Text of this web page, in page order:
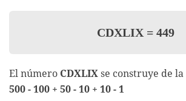
CDXLIX = 449
El número CDXLIX se construye de
500 - 100 + 50 - 10 + 10 - 1